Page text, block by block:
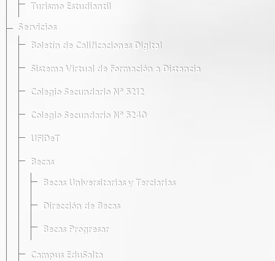
Turismo Estudiantil
Servicios
Boletín de Calificaciones Digital
Sistema Virtual de Formación a Distancia
Colegio Secundario Nº 5212
Colegio Secundario Nº 5240
UFIDeT
Becas
Becas Universitarias y Terciarias
Dirección de Becas
Becas Progresar
Campus EduSalta